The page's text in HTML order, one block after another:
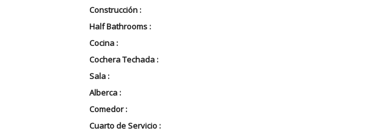
Construcción :
Half Bathrooms :
Cocina :
Cochera Techada :
Sala :
Alberca :
Comedor :
Cuarto de Servicio :